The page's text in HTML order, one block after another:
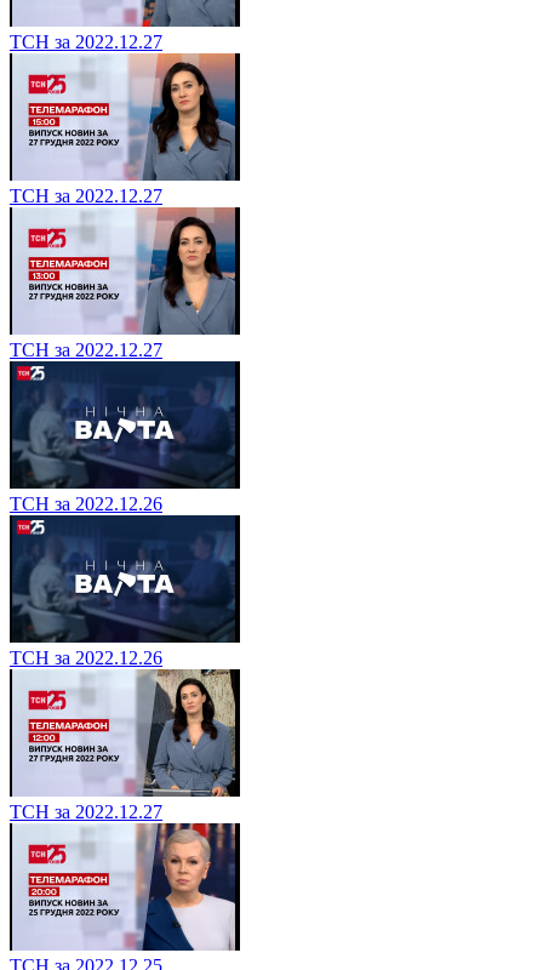
ТСН за 2022.12.27
ТСН за 2022.12.27
ТСН за 2022.12.27
ТСН за 2022.12.26
ТСН за 2022.12.26
ТСН за 2022.12.27
ТСН за 2022.12.25